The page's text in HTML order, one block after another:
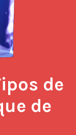
de
de